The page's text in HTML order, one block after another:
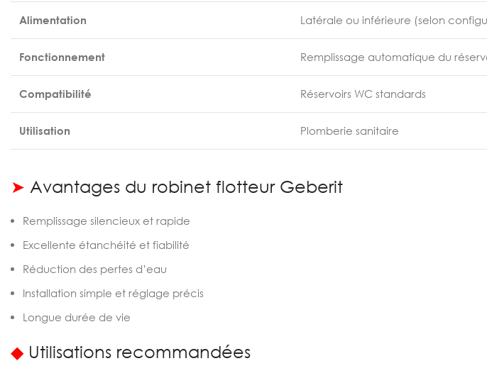
Alimentation Latérale ou inférieure (selon
Fonctionnement Remplissage automatique du
Compatibilité Réservoirs WC standards
Utilisation Plomberie sanitaire
➤ Avantages du robinet flotteur Geberit
Remplissage silencieux et rapide
Excellente étanchéité et fiabilité
Réduction des pertes d’eau
Installation simple et réglage précis
Longue durée de vie
◆Utilisations recommandées